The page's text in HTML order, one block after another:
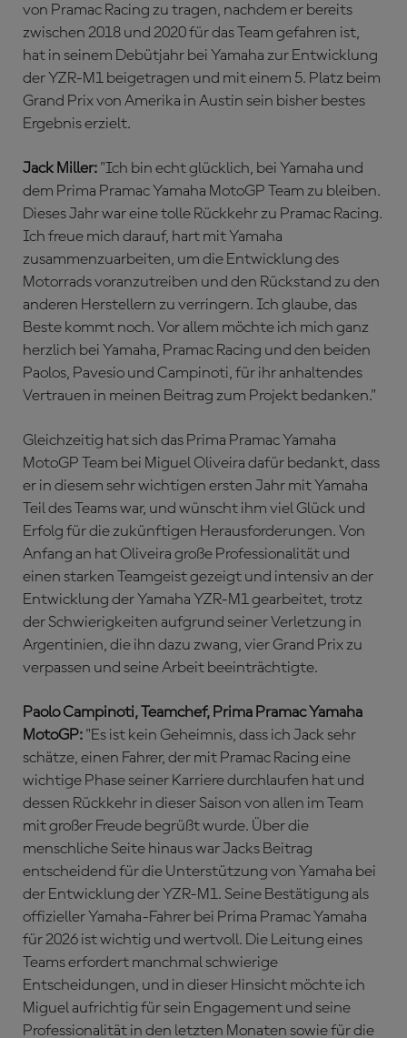
von Pramac Racing zu tragen, nachdem er bereits
zwischen 2018 und 2020 für das Team gefahren ist,
hat in seinem Debütjahr bei Yamaha zur Entwicklung
der YZR-M1 beigetragen und mit einem 5. Platz beim
Grand Prix von Amerika in Austin sein bisher bestes
Ergebnis erzielt.
Jack Miller: "Ich bin echt glücklich, bei Yamaha und
dem Prima Pramac Yamaha MotoGP Team zu bleiben.
Dieses Jahr war eine tolle Rückkehr zu Pramac Racing.
Ich freue mich darauf, hart mit Yamaha
zusammenzuarbeiten, um die Entwicklung des
Motorrads voranzutreiben und den Rückstand zu den
anderen Herstellern zu verringern. Ich glaube, das
Beste kommt noch. Vor allem möchte ich mich ganz
herzlich bei Yamaha, Pramac Racing und den beiden
Paolos, Pavesio und Campinoti, für ihr anhaltendes
Vertrauen in meinen Beitrag zum Projekt bedanken."
Gleichzeitig hat sich das Prima Pramac Yamaha
MotoGP Team bei Miguel Oliveira dafür bedankt, dass
er in diesem sehr wichtigen ersten Jahr mit Yamaha
Teil des Teams war, und wünscht ihm viel Glück und
Erfolg für die zukünftigen Herausforderungen. Von
Anfang an hat Oliveira große Professionalität und
einen starken Teamgeist gezeigt und intensiv an der
Entwicklung der Yamaha YZR-M1 gearbeitet, trotz
der Schwierigkeiten aufgrund seiner Verletzung in
Argentinien, die ihn dazu zwang, vier Grand Prix zu
verpassen und seine Arbeit beeinträchtigte.
Paolo Campinoti, Teamchef, Prima Pramac Yamaha
MotoGP: "Es ist kein Geheimnis, dass ich Jack sehr
schätze, einen Fahrer, der mit Pramac Racing eine
wichtige Phase seiner Karriere durchlaufen hat und
dessen Rückkehr in dieser Saison von allen im Team
mit großer Freude begrüßt wurde. Über die
menschliche Seite hinaus war Jacks Beitrag
entscheidend für die Unterstützung von Yamaha bei
der Entwicklung der YZR-M1. Seine Bestätigung als
offizieller Yamaha-Fahrer bei Prima Pramac Yamaha
für 2026 ist wichtig und wertvoll. Die Leitung eines
Teams erfordert manchmal schwierige
Entscheidungen, und in dieser Hinsicht möchte ich
Miguel aufrichtig für sein Engagement und seine
Professionalität in den letzten Monaten sowie für die